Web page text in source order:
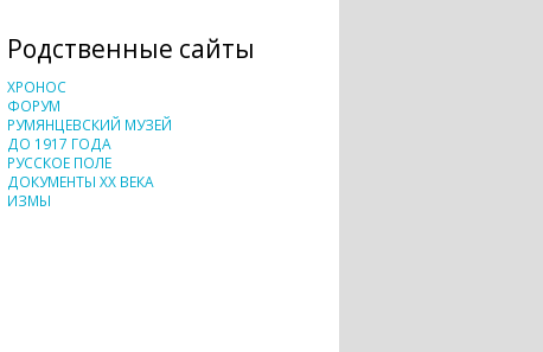
Родственные сайты
ХРОНОС
ФОРУМ
РУМЯНЦЕВСКИЙ МУЗЕЙ
ДО 1917 ГОДА
РУССКОЕ ПОЛЕ
ДОКУМЕНТЫ XX ВЕКА
ИЗМЫ